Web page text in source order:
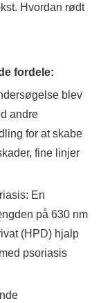
Hvordan rødt
fordele:
blev
andre
for at skabe
fine linjer
En
på 630 nm
(HPD) hjalp
psoriasis